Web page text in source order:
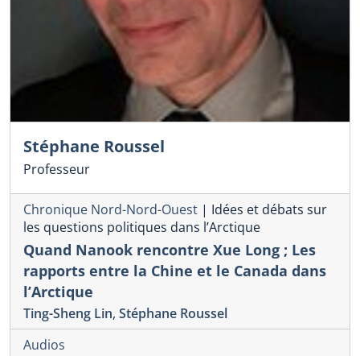
Stéphane Roussel
Professeur
Chronique Nord-Nord-Ouest | Idées et débats sur
les questions politiques dans l’Arctique
Quand Nanook rencontre Xue Long ; Les
rapports entre la Chine et le Canada dans
l’Arctique
Ting-Sheng Lin, Stéphane Roussel
Audios